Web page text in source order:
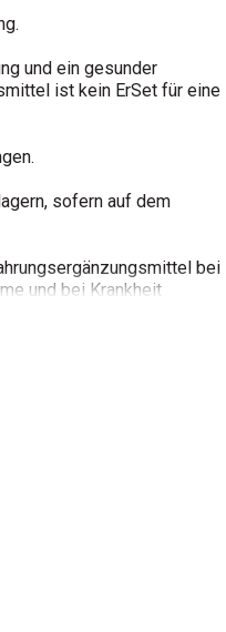
und ein gesunder
ist kein ErSet für eine
sofern auf dem
bei
und bei Krankheit